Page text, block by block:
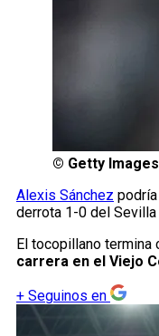
© Getty Images
Alexis Sánchez
derrota 1-0 del
El tocopillano
carrera en el Viejo
+ Seguinos en